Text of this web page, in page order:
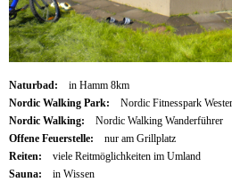
Naturbad:
in Hamm 8km
Nordic Walking Park:
Nordic Fitnesspark
Nordic Walking:
Nordic Walking Wanderführer
Offene Feuerstelle:
nur am Grillplatz
Reiten:
viele Reitmöglichkeiten im Umland
Sauna:
in Wissen